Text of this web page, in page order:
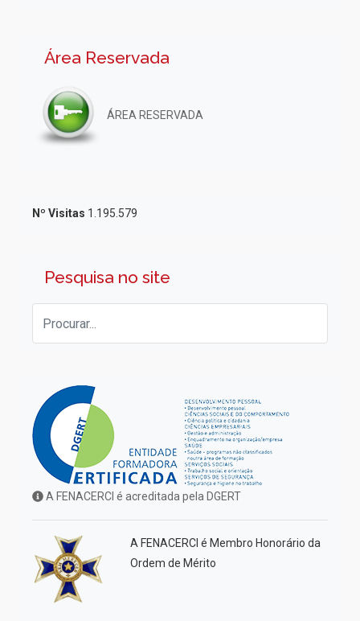
Área Reservada
ÁREA RESERVADA
Nº Visitas 1.195.579
Pesquisa no site
A FENACERCI é acreditada pela DGERT
A FENACERCI é Membro Honorário da
Ordem de Mérito